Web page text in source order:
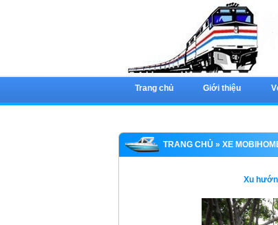
Trang chủ Giới thiệu
TRANG CHỦ » XE
Xu